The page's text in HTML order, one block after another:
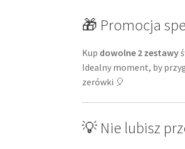
🎁 Promocja
Kup dowolne 2 zestawy
Idealny moment, by
zerówki 🎈
💡 Nie lubisz